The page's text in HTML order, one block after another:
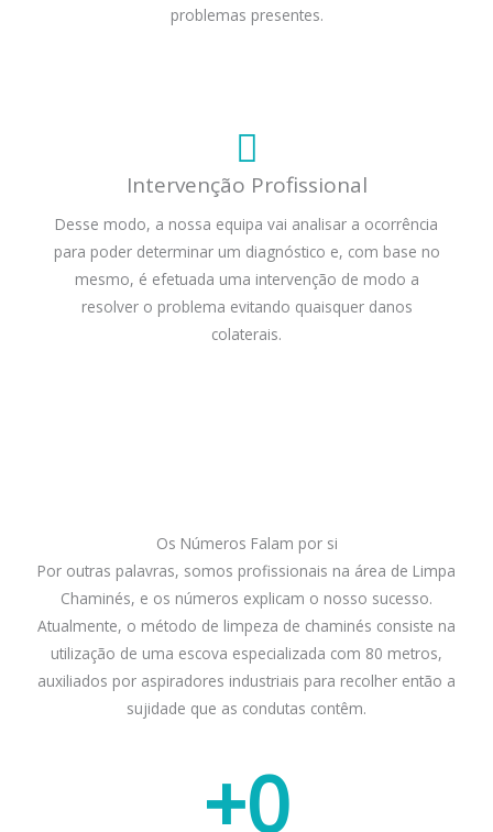
problemas presentes.
Intervenção Profissional
Desse modo, a nossa equipa vai analisar a ocorrência
para poder determinar um diagnóstico e, com base no
mesmo, é efetuada uma intervenção de modo a
resolver o problema evitando quaisquer danos
colaterais.
Os Números Falam por si
Por outras palavras, somos profissionais na área de Limpa
Chaminés, e os números explicam o nosso sucesso.
Atualmente, o método de limpeza de chaminés consiste na
utilização de uma escova especializada com 80 metros,
auxiliados por aspiradores industriais para recolher então a
sujidade que as condutas contêm.
+0